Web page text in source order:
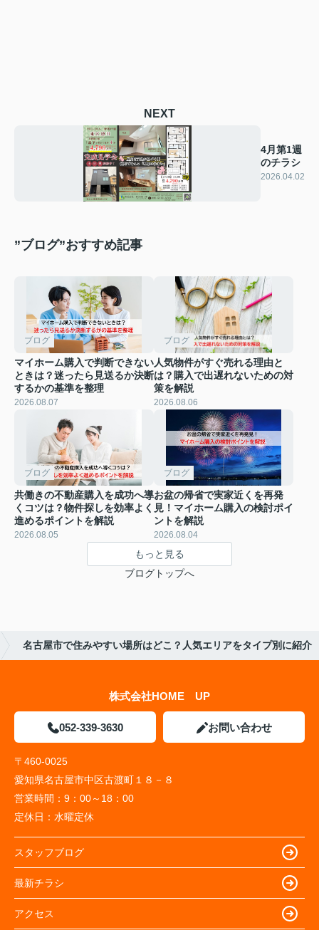
NEXT
4月第1週
のチラシ
2026.04.02
”ブログ”おすすめ記事
ブログ
マイホーム購入で判断できない
ときは？迷ったら見送るか決断
するかの基準を整理
2026.08.07
ブログ
人気物件がすぐ売れる理由と
は？購入で出遅れないための対
策を解説
2026.08.06
ブログ
共働きの不動産購入を成功へ導
くコツは？物件探しを効率よく
進めるポイントを解説
2026.08.05
ブログ
お盆の帰省で実家近くを再発
見！マイホーム購入の検討ポイ
ントを解説
2026.08.04
もっと見る
ブログトップへ
名古屋市で住みやすい場所はどこ？人気エリアをタイプ別に紹介
株式会社HOME UP
052-339-3630 お問い合わせ
〒460-0025
愛知県名古屋市中区古渡町１８－８
営業時間： 9：00～18：00
定休日： 水曜定休
スタッフブログ
最新チラシ
アクセス